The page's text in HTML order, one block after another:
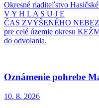
Okresné riaditeľstvo
V Y H L A S U J E
ČAS ZVÝŠENÉHO
pre celé územie okresu
do odvolania.
Oznámenie pohrebe
10. 8. 2026